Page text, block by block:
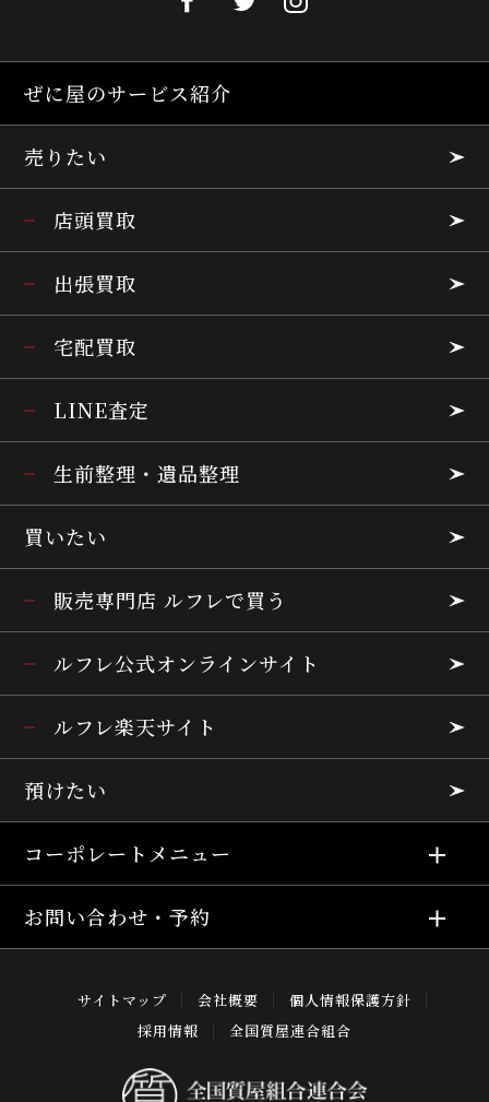
ぜに屋のサービス紹介
売りたい
店頭買取
出張買取
宅配買取
LINE査定
生前整理・遺品整理
買いたい
販売専門店 ルフレで買う
ルフレ公式オンラインサイト
ルフレ楽天サイト
預けたい
コーポレートメニュー
お問い合わせ・予約
サイトマップ 会社概要
個人情報保護方針
採用情報
全国質屋連合組合